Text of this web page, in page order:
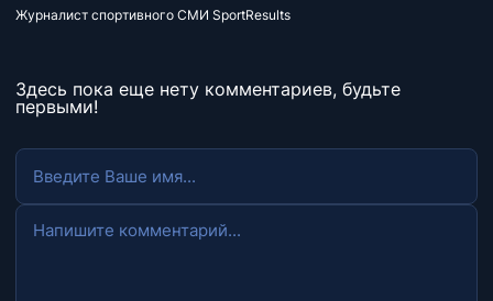
Журналист спортивного СМИ SportResults
Здесь пока еще нету комментариев, будьте
первыми!